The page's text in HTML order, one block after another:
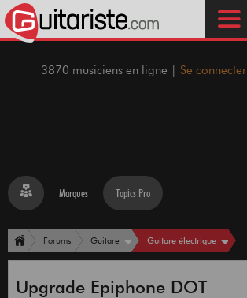
3870 musiciens en ligne | Se connecter
Marques Topics Pro
Forums Guitare Guitare électrique
Upgrade Epiphone DOT